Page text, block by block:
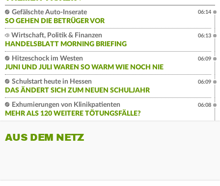
Gefälschte Auto-Inserate
SO GEHEN DIE BETRÜGER VOR
06:14
Wirtschaft, Politik & Finanzen
HANDELSBLATT MORNING BRIEFING
06:13
Hitzeschock im Westen
JUNI UND JULI WAREN SO WARM WIE NOCH NIE
06:09
Schulstart heute in Hessen
DAS ÄNDERT SICH ZUM NEUEN SCHULJAHR
06:09
Exhumierungen von Klinikpatienten
MEHR ALS 120 WEITERE TÖTUNGSFÄLLE?
06:08
AUS DEM NETZ